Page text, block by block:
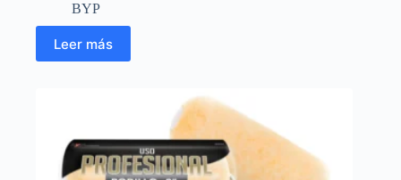
BYP
Leer más